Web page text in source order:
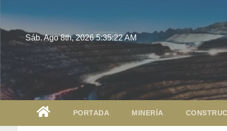
Sáb. Ago 8th, 20265:35:23 AM
PORTADA MINERÍA